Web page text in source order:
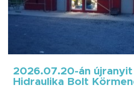
2026.07.20-án újranyit
Hidraulika Bolt